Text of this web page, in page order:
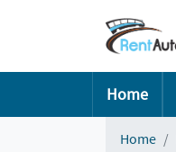
Home
Home